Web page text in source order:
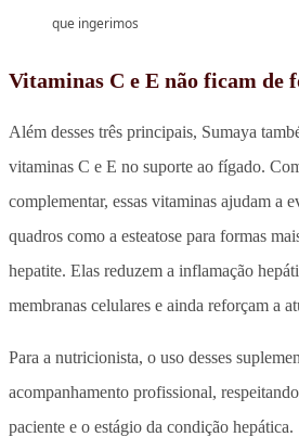
que ingerimos
Vitaminas C e E não ficam de
Além desses três principais, Sumaya
vitaminas C e E no suporte ao fígado.
complementar, essas vitaminas ajudam a
quadros como a esteatose para formas
hepatite. Elas reduzem a inflamação
membranas celulares e ainda reforçam a
Para a nutricionista, o uso desses
acompanhamento profissional,
paciente e o estágio da condição hepática.